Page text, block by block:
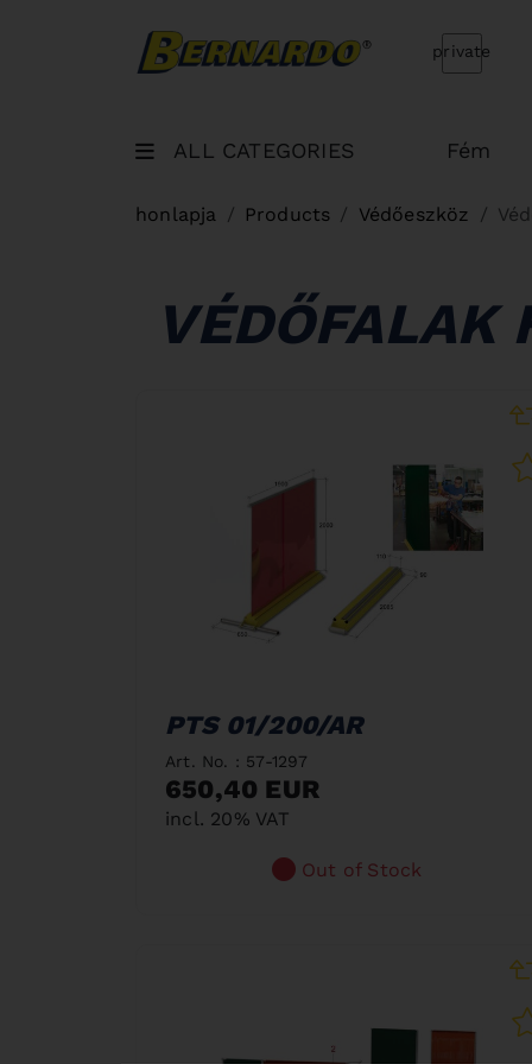
Bernardo Home
private
ALL CATEGORIES Fém
honlapja Products Védőeszköz
VÉDŐFALAK
PTS 01/200/AR
Art. No. : 57-1297
650,40 EUR
incl. 20% VAT
Out of Stock